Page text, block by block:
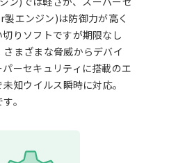
エンジン)は防御力が高く
りソフトですが期限なし
まざまな脅威からデバイ
ーセキュリティに搭載のエ
知ウイルス瞬時に対応。
。